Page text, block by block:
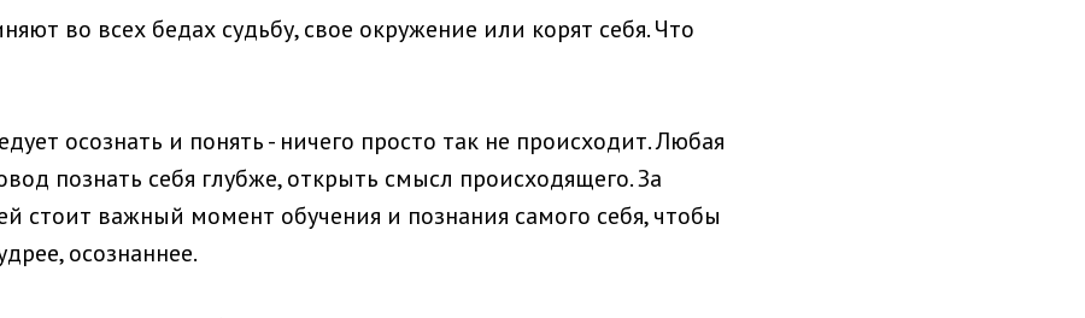
во всех бедах судьбу, свое окружение или корят себя. Что
осознать и понять - ничего просто так не происходит. Любая
познать себя глубже, открыть смысл происходящего. За
стоит важный момент обучения и познания самого себя, чтобы
осознаннее.